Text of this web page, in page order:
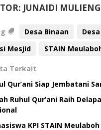
JUNAIDI MULIENG
Desa Binaan
Mesjid
STAIN
Terkait
Qur’ani Siap Jembatani
Ruhul Qur’ani Raih
KPI STAIN